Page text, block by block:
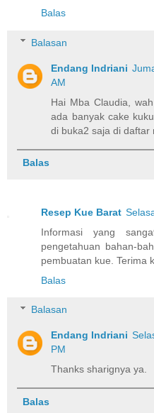
Balas
Balasan
Endang Indriani
AM
Hai Mba Claudia,
ada banyak cake
di buka2 saja di daftar
Balas
Resep Kue Barat
Informasi yang
pengetahuan bahan-
pembuatan kue. Terima
Balas
Balasan
Endang Indriani
PM
Thanks sharignya ya.
Balas